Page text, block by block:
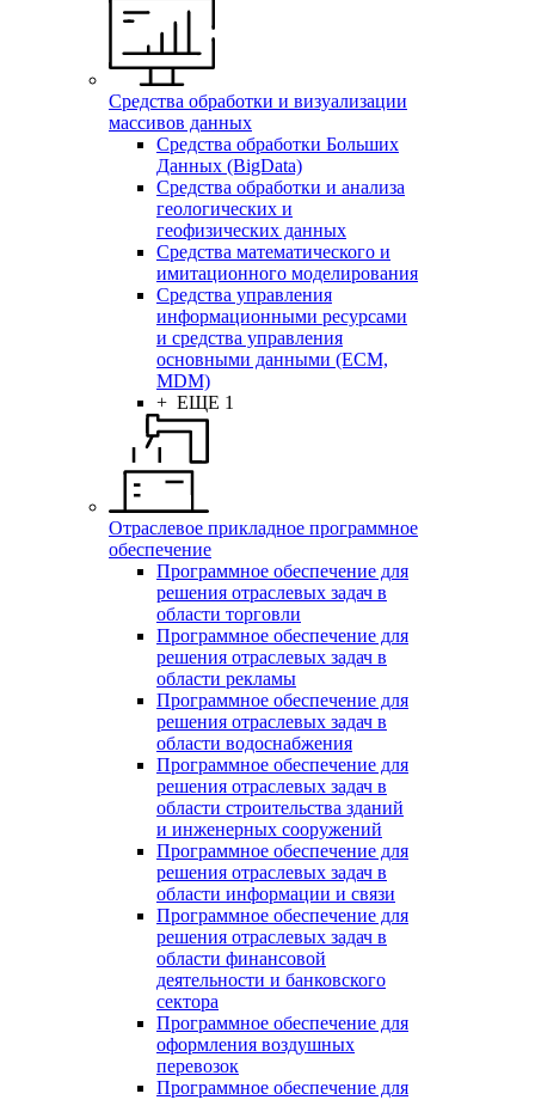
Средства обработки и визуализации
массивов данных
Средства обработки Больших
Данных (BigData)
Средства обработки и анализа
геологических и
геофизических данных
Средства математического и
имитационного моделирования
Средства управления
информационными ресурсами
и средства управления
основными данными (ECM,
MDM)
+ ЕЩЕ 1
Отраслевое прикладное программное
обеспечение
Программное обеспечение для
решения отраслевых задач в
области торговли
Программное обеспечение для
решения отраслевых задач в
области рекламы
Программное обеспечение для
решения отраслевых задач в
области водоснабжения
Программное обеспечение для
решения отраслевых задач в
области строительства зданий
и инженерных сооружений
Программное обеспечение для
решения отраслевых задач в
области информации и связи
Программное обеспечение для
решения отраслевых задач в
области финансовой
деятельности и банковского
сектора
Программное обеспечение для
оформления воздушных
перевозок
Программное обеспечение для